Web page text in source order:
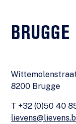
BRUGGE
8200 Brugge
T +32 (0)50 40